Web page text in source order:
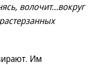
волочит…вокруг
Им